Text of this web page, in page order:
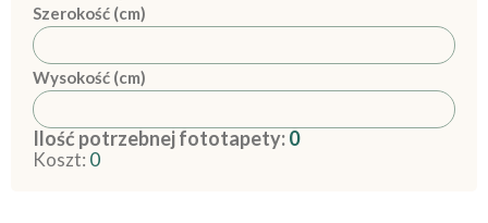
Szerokość (cm)
Wysokość (cm)
Ilość potrzebnej fototapety:0
Koszt: 0